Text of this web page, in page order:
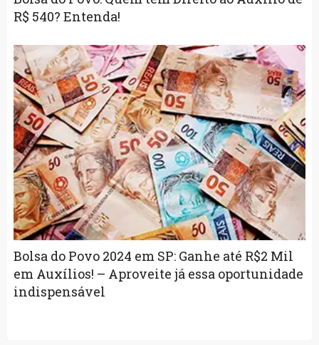
R$ 540? Entenda!
Bolsa do Povo 2024 em SP: Ganhe até R$2 Mil
em Auxílios! – Aproveite já essa oportunidade
indispensável